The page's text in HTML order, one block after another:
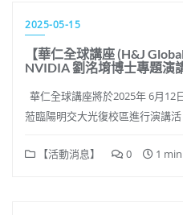
2025-05-15
【華仁全球講座 (H&J
NVIDIA 劉洺堉博士專題演
華仁全球講座將於2025年 6月12
蒞臨陽明交大光復校區進行演講
【活動消息】 0 1